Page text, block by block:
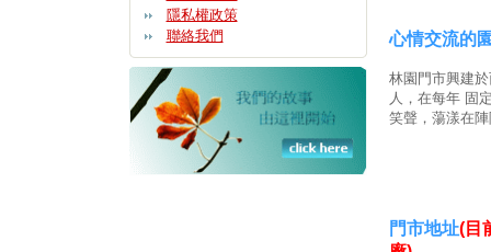
隱私權政策
聯絡我們
心情交流的
林園門市興建
人，在每年 固
笑聲，蕩漾在
門市地址(目